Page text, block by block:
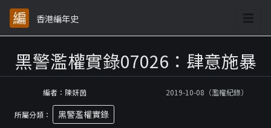
香港編年史
黑警濫權實錄07026：肆意施暴
編者：陳妍茵 2019-10-08（濫權紀錄）
所屬分類： 黑警濫權實錄